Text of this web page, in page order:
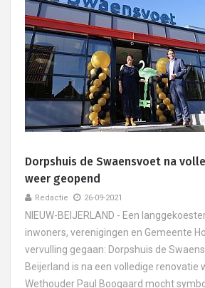
Dorpshuis de Swaensvoet na
weer geopend
Redactie 26-09-2021
NIEUW-BEIJERLAND - Een
inwoners, verenigingen en Gemeente
vervulling gegaan: Dorpshuis de
Beijerland is na een volledige renovatie
Wethouder Paul Boogaard mocht